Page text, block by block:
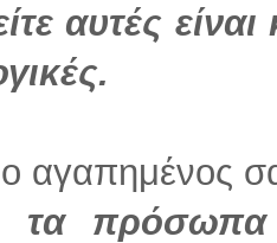
αυτές
ο αγαπημένος
πρόσωπα